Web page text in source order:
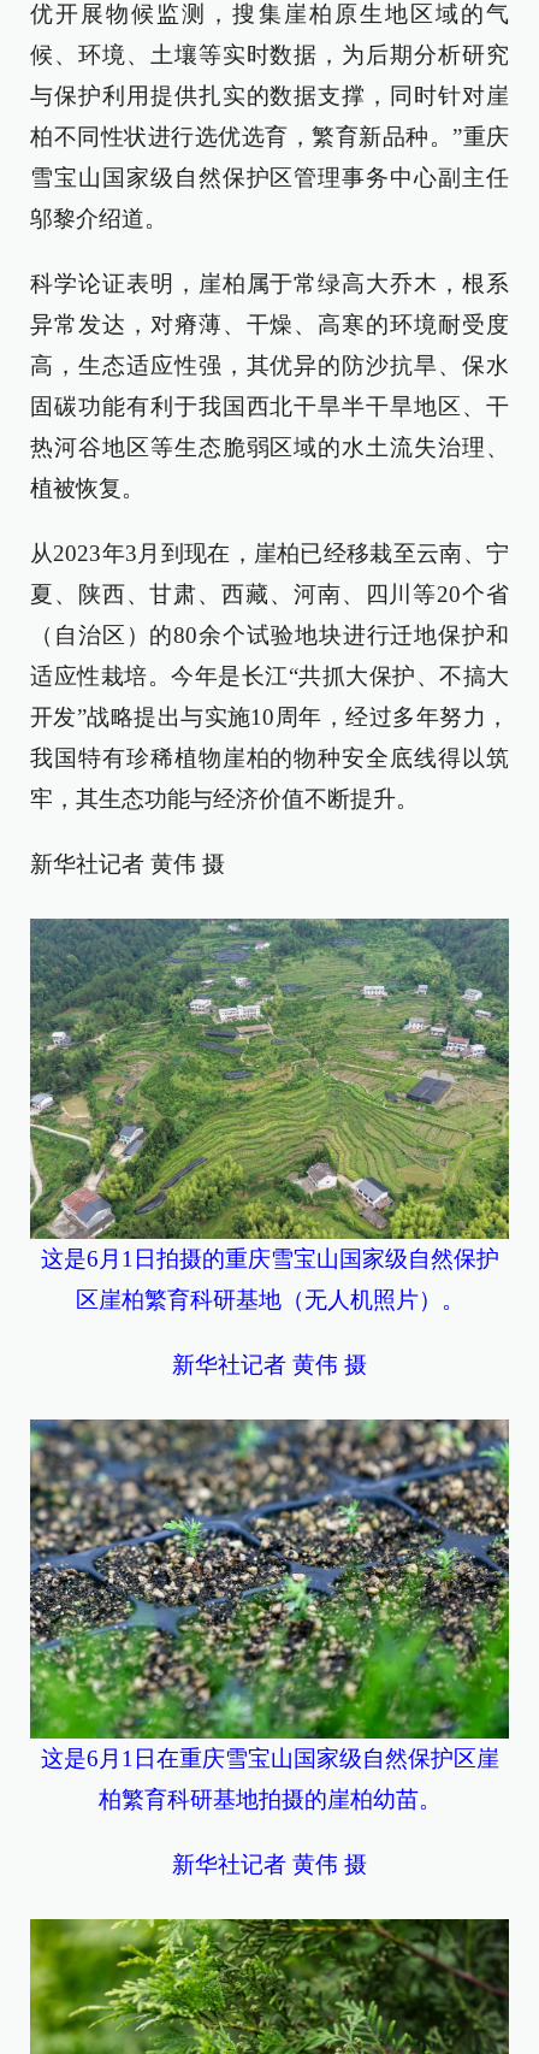
优开展物候监测，搜集崖柏原生地区域的气
候、环境、土壤等实时数据，为后期分析研究
与保护利用提供扎实的数据支撑，同时针对崖
柏不同性状进行选优选育，繁育新品种。”重庆
雪宝山国家级自然保护区管理事务中心副主任
邬黎介绍道。
科学论证表明，崖柏属于常绿高大乔木，根系
异常发达，对瘠薄、干燥、高寒的环境耐受度
高，生态适应性强，其优异的防沙抗旱、保水
固碳功能有利于我国西北干旱半干旱地区、干
热河谷地区等生态脆弱区域的水土流失治理、
植被恢复。
从2023年3月到现在，崖柏已经移栽至云南、宁
夏、陕西、甘肃、西藏、河南、四川等20个省
（自治区）的80余个试验地块进行迁地保护和
适应性栽培。今年是长江“共抓大保护、不搞大
开发”战略提出与实施10周年，经过多年努力，
我国特有珍稀植物崖柏的物种安全底线得以筑
牢，其生态功能与经济价值不断提升。
新华社记者 黄伟 摄
这是6月1日拍摄的重庆雪宝山国家级自然保护
区崖柏繁育科研基地（无人机照片）。
新华社记者 黄伟 摄
这是6月1日在重庆雪宝山国家级自然保护区崖
柏繁育科研基地拍摄的崖柏幼苗。
新华社记者 黄伟 摄